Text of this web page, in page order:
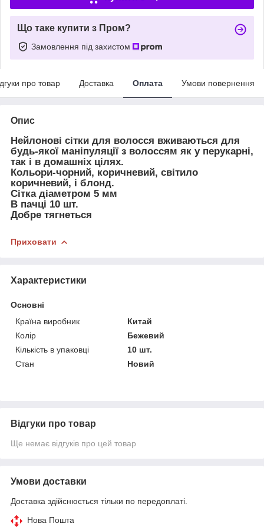
Що таке купити з Пром?
Замовлення під захистом
про товар Доставка Оплата Умови повернення
Опис
Нейлонові сітки для волосся вживаються для
будь-якої маніпуляції з волоссям як у перукарні,
так і в домашніх цілях.
Кольори-чорний, коричневий, світило
коричневий, і блонд.
Сітка діаметром 5 мм
В пачці 10 шт.
Добре тягнеться
Приховати
Характеристики
Основні
Країна виробник
Китай
Колір
Бежевий
Кількість в упаковці
10 шт.
Стан
Новий
Відгуки про товар
Ще немає відгуків про цей товар
Умови доставки
Доставка здійснюється тільки по передоплаті.
Нова Пошта